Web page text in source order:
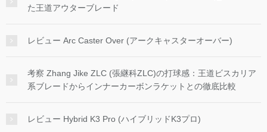
た王道アウターブレード
レビュー Arc Caster Over (アークキャスターオーバー)
考察 Zhang Jike ZLC (張継科ZLC)の打球感：王道ビスカリア
系ブレードからインナーカーボンラケットとの徹底比較
レビュー Hybrid K3 Pro (ハイブリッドK3プロ)